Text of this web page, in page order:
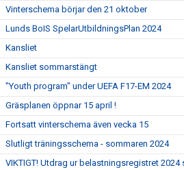
Vinterschema börjar den 21 oktober
Lunds BoIS SpelarUtbildningsPlan 2024
Kansliet
Kansliet sommarstängt
"Youth program" under UEFA F17-EM 2024
Gräsplanen öppnar 15 april !
Fortsatt vinterschema även vecka 15
Slutligt träningsschema - sommaren 2024
VIKTIGT! Utdrag ur belastningsregistret